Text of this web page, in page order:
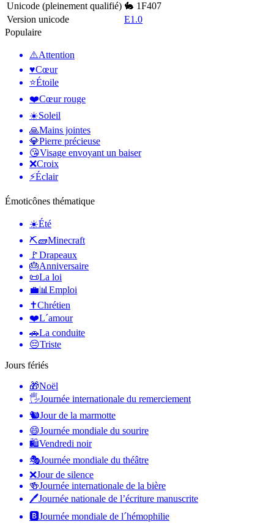
Unicode (pleinement qualifié) 🐇 1F407
Version unicode
E1.0
Populaire
⚠️Attention
♥️Cœur
⭐Étoile
❤️Cœur rouge
☀️Soleil
🙏Mains jointes
💎Pierre précieuse
😘Visage envoyant un baiser
❌Croix
⚡Éclair
Émoticônes thématique
☀️Été
⛏🧱Minecraft
🚩Drapeaux
🎂Anniversaire
📜La loi
💼📊 Emploi
✝️Chrétien
❤️L´amour
🚗La conduite
😔Triste
Jours fériés
🎁Noël
🖐Journée internationale du remerciement
🐿Jour de la marmotte
😄Journée mondiale du sourire
🛍Vendredi noir
🎭Journée mondiale du théâtre
❌Jour de silence
🍻Journée internationale de la bière
🖊Journée nationale de l’écriture manuscrite
🅱️Journée mondiale de l´hémophilie